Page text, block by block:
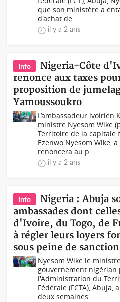
que son ministère a
d'achat de...
il y a 2 ans
Info
Nigeria-Côte
renonce aux taxes
proposition de
Yamoussoukro
L’ambassadeur ivoirien
ministre Nyesom Wike
Territoire de la capitale
Ezenwo Nyesom Wike,
renoncera au p...
il y a 2 ans
Info
Nigeria : Abuja
ambassades dont
d'Ivoire, du Togo, de
à régler leurs loyers
sous peine de sanction
Nyesom Wike le
gouvernement nigérian
l'Administration du
Fédérale (FCTA),
deux semaines...